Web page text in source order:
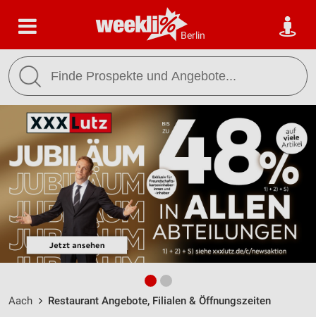
Berlin
Aach Restaurant Angebote, Filialen & Öffnungszeiten